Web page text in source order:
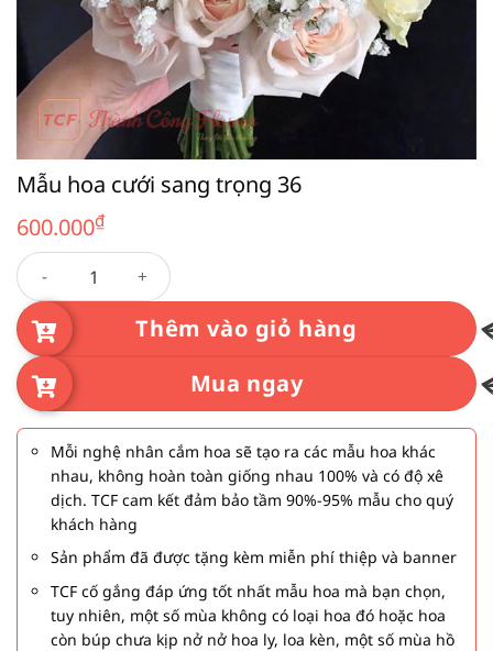
Mẫu hoa cưới sang trọng 36
600.000₫
Mẫu hoa cưới sang trọng 36 số lượng
Thêm vào giỏ hàng
Mua ngay
Mỗi nghệ nhân cắm hoa sẽ tạo ra các mẫu hoa khác
nhau, không hoàn toàn giống nhau 100% và có độ xê
dịch. TCF cam kết đảm bảo tầm 90%-95% mẫu cho quý
khách hàng
Sản phẩm đã được tặng kèm miễn phí thiệp và banner
TCF cố gắng đáp ứng tốt nhất mẫu hoa mà bạn chọn,
tuy nhiên, một số mùa không có loại hoa đó hoặc hoa
còn búp chưa kịp nở nở hoa ly, loa kèn, một số mùa hồ